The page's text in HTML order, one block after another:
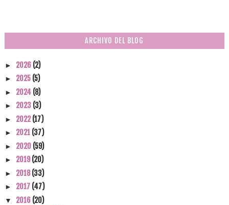
ARCHIVO DEL BLOG
► 2026 (2)
► 2025 (5)
► 2024 (8)
► 2023 (3)
► 2022(17)
► 2021 (37)
► 2020 (59)
► 2019(20)
► 2018(33)
► 2017 (47)
▼ 2016 (20)